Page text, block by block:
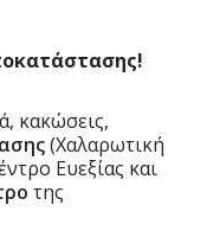
κακώσεις,
(Χαλαρωτική
Ευεξίας και
της